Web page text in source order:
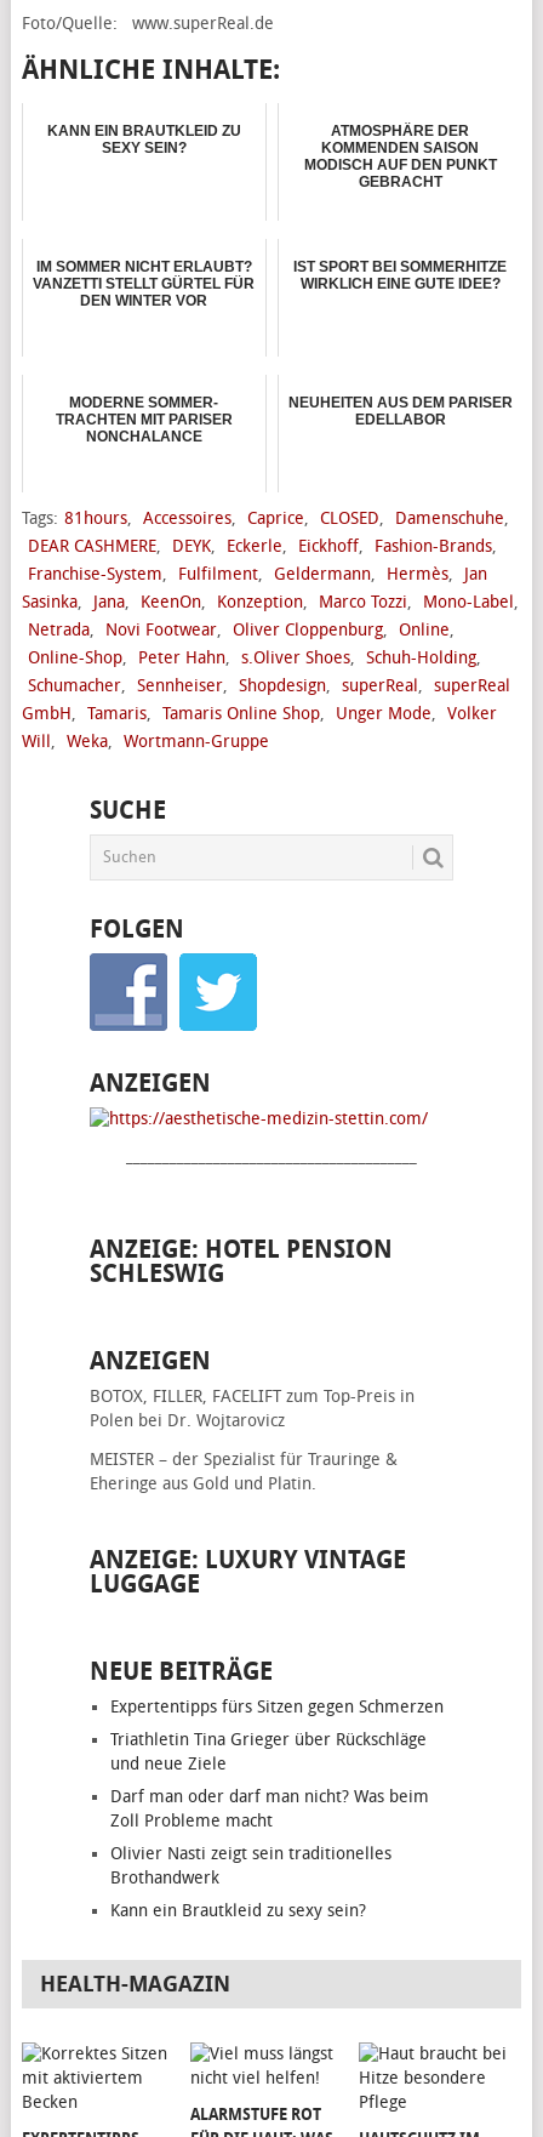
Foto/Quelle: www.superReal.de
ÄHNLICHE INHALTE:
KANN EIN BRAUTKLEID ZU
SEXY SEIN?
ATMOSPHÄRE DER
KOMMENDEN SAISON
MODISCH AUF DEN PUNKT
GEBRACHT
IM SOMMER NICHT ERLAUBT?
VANZETTI STELLT GÜRTEL FÜR
DEN WINTER VOR
IST SPORT BEI SOMMERHITZE
WIRKLICH EINE GUTE IDEE?
MODERNE SOMMER-
TRACHTEN MIT PARISER
NONCHALANCE
NEUHEITEN AUS DEM PARISER
EDELLABOR
Tags: 81hours, Accessoires, Caprice, CLOSED, Damenschuhe,
DEAR CASHMERE, DEYK, Eckerle, Eickhoff, Fashion-Brands,
Franchise-System, Fulfilment, Geldermann, Hermès,
Jan
Sasinka, Jana, KeenOn, Konzeption, Marco Tozzi, Mono-Label,
Netrada, Novi Footwear, Oliver Cloppenburg, Online,
Online-Shop, Peter Hahn, s.Oliver Shoes, Schuh-Holding,
Schumacher, Sennheiser, Shopdesign, superReal, superReal
GmbH, Tamaris, Tamaris Online Shop, Unger Mode, Volker
Will, Weka, Wortmann-Gruppe
SUCHE
FOLGEN
ANZEIGEN
ANZEIGE: HOTEL PENSION
SCHLESWIG
ANZEIGEN
BOTOX, FILLER, FACELIFTzum Top-Preis in
Polen bei Dr. Wojtarovicz
MEISTER – der Spezialist für Trauringe &
Eheringe aus Gold und Platin.
ANZEIGE: LUXURY VINTAGE
LUGGAGE
NEUE BEITRÄGE
Expertentipps fürs Sitzen gegen Schmerzen
Triathletin Tina Grieger über Rückschläge
und neue Ziele
Darf man oder darf man nicht? Was beim
Zoll Probleme macht
Olivier Nasti zeigt sein traditionelles
Brothandwerk
Kann ein Brautkleid zu sexy sein?
HEALTH-MAGAZIN
ALARMSTUFE ROT